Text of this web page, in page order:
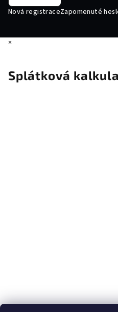
Nová registraceZapomenuté
×
Splátková